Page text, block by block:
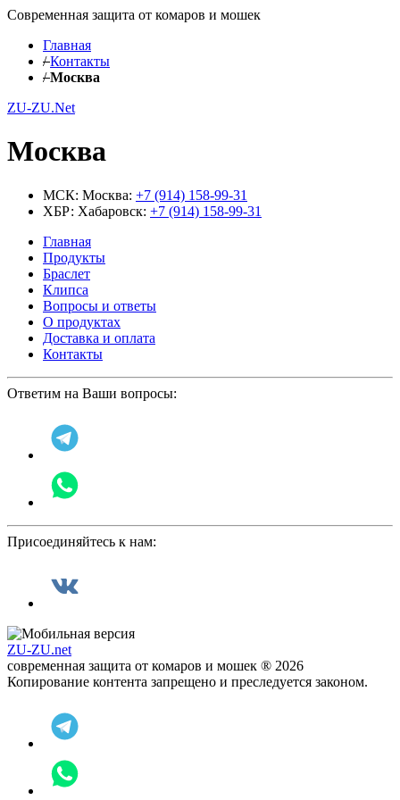
Современная защита от комаров и мошек
Главная
/Контакты
/Москва
ZU-ZU.Net
Москва
МСК: Москва: +7 (914) 158-99-31
ХБР: Хабаровск: +7 (914) 158-99-31
Главная
Продукты
Браслет
Клипса
Вопросы и ответы
О продуктах
Доставка и оплата
Контакты
Ответим на Ваши вопросы:
Присоединяйтесь к нам:
ZU-ZU.net
современная защита от комаров и мошек ® 2026
Копирование контента запрещено и преследуется законом.